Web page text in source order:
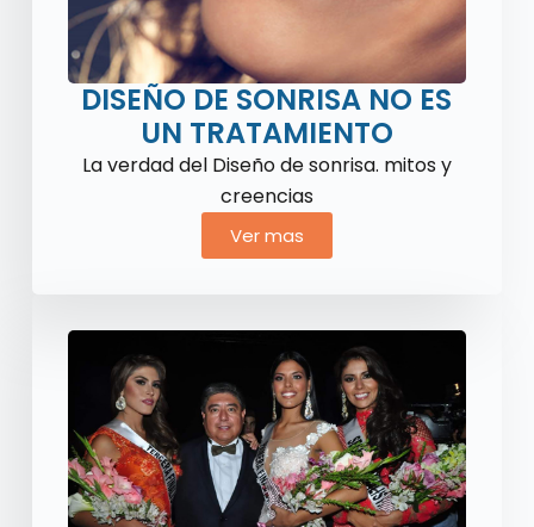
DISEÑO DE SONRISA NO ES
UN TRATAMIENTO
La verdad del Diseño de sonrisa. mitos y
creencias
Ver mas